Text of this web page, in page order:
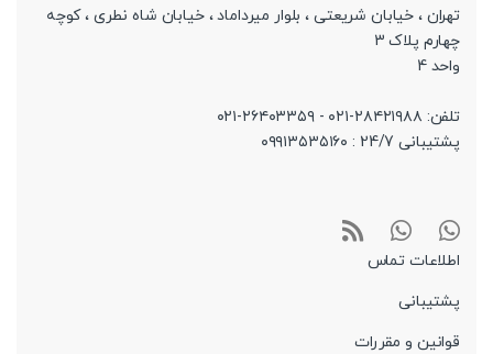
تهران ، خیابان شریعتی ، بلوار میرداماد ، خیابان شاه نطری ، کوچه
چهارم پلاک 3
واحد 4
تلفن: ۲۸۴۲۱۹۸۸-۰۲۱ - ۲۶۴۰۳۳۵۹-۰۲۱
پشتیبانی 24/7 : ۰۹۹۱۳۵۳۵۱۶۰
اطلاعات تماس
پشتیبانی
قوانین و مقررات